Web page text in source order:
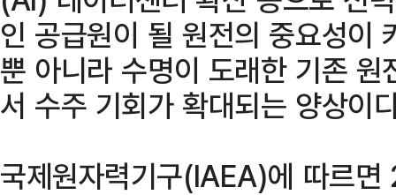
인 공급원이 될 원전의 중요성이
뿐 아니라 수명이 도래한 기존
서 수주 기회가 확대되는 양상이
국제원자력기구(IAEA)에 따르